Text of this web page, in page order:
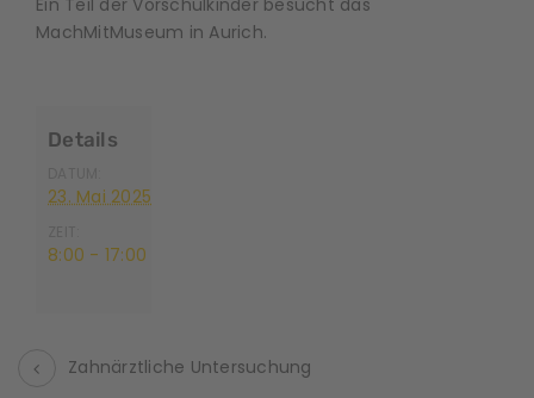
Ein Teil der Vorschulkinder besucht das
MachMitMuseum in Aurich.
Details
23. Mai 2025
8:00 - 17:00
Zahnärztliche Untersuchung